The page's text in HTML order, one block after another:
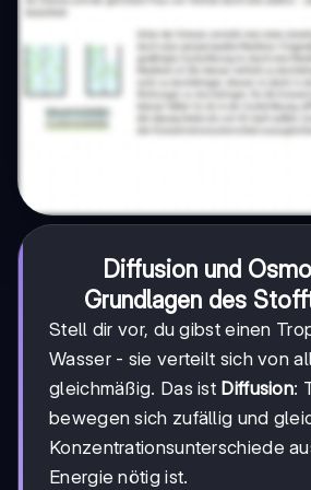
Diffusion und
Grundlagen des
Stell dir vor, du gibst einen
Wasser - sie verteilt sich von
gleichmäßig. Das ist Diffusion:
bewegen sich zufällig und
Konzentrationsunterschiede
Energie nötig ist.